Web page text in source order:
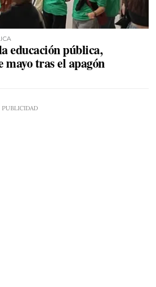
educación pública,
tras el apagón